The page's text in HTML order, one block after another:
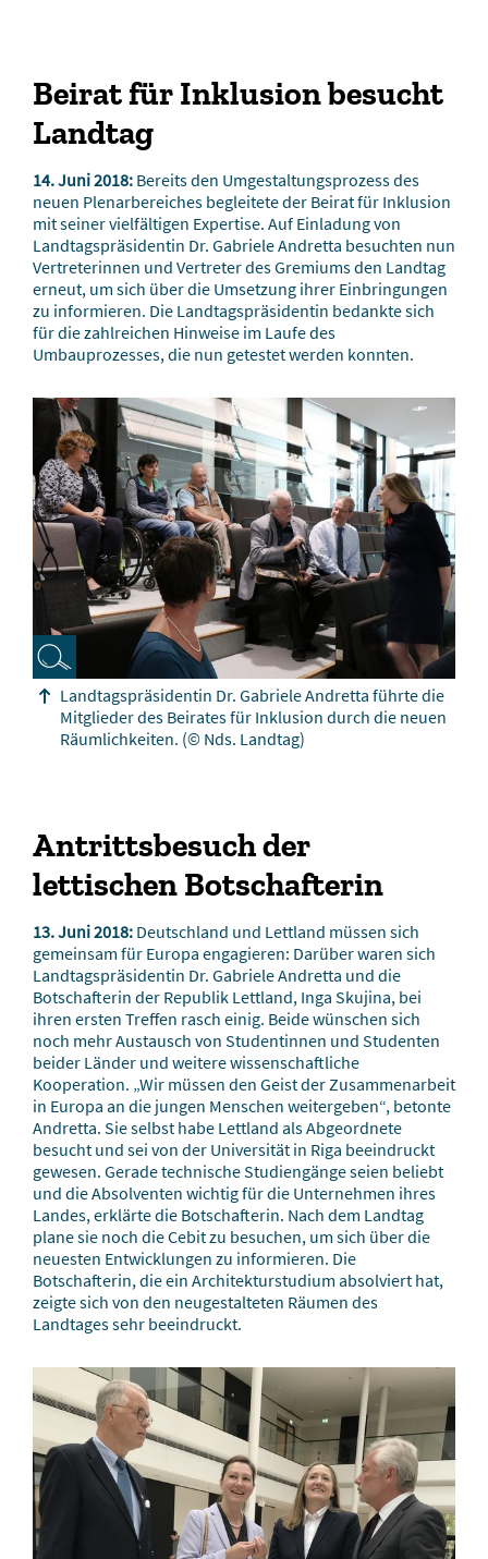
Beirat für Inklusion besucht
Landtag
14. Juni 2018: Bereits den Umgestaltungsprozess des
neuen Plenarbereiches begleitete der Beirat für Inklusion
mit seiner vielfältigen Expertise. Auf Einladung von
Landtagspräsidentin Dr. Gabriele Andretta besuchten nun
Vertreterinnen und Vertreter des Gremiums den Landtag
erneut, um sich über die Umsetzung ihrer Einbringungen
zu informieren. Die Landtagspräsidentin bedankte sich
für die zahlreichen Hinweise im Laufe des
Umbauprozesses, die nun getestet werden konnten.
Landtagspräsidentin Dr. Gabriele Andretta führte die
Mitglieder des Beirates für Inklusion durch die neuen
Räumlichkeiten. (© Nds. Landtag)
Antrittsbesuch der
lettischen Botschafterin
13. Juni 2018: Deutschland und Lettland müssen sich
gemeinsam für Europa engagieren: Darüber waren sich
Landtagspräsidentin Dr. Gabriele Andretta und die
Botschafterin der Republik Lettland, Inga Skujina, bei
ihren ersten Treffen rasch einig. Beide wünschen sich
noch mehr Austausch von Studentinnen und Studenten
beider Länder und weitere wissenschaftliche
Kooperation. „Wir müssen den Geist der Zusammenarbeit
in Europa an die jungen Menschen weitergeben“, betonte
Andretta. Sie selbst habe Lettland als Abgeordnete
besucht und sei von der Universität in Riga beeindruckt
gewesen. Gerade technische Studiengänge seien beliebt
und die Absolventen wichtig für die Unternehmen ihres
Landes, erklärte die Botschafterin. Nach dem Landtag
plane sie noch die Cebit zu besuchen, um sich über die
neuesten Entwicklungen zu informieren. Die
Botschafterin, die ein Architekturstudium absolviert hat,
zeigte sich von den neugestalteten Räumen des
Landtages sehr beeindruckt.